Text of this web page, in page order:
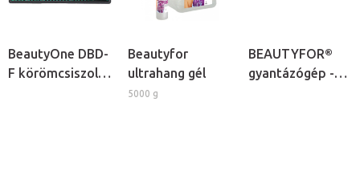
BeautyOne DBD-
F körömcsiszoló
Beautyfor
ultrahang gél
5000 g
BEAUTYFOR®
gyantázógép -